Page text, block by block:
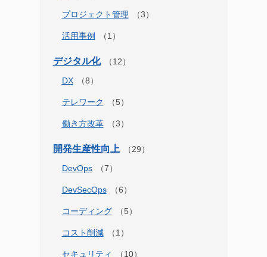
プロジェクト管理
活用事例
デジタル化
DX
テレワーク
働き方改革
開発生産性向上
DevOps
DevSecOps
コーディング
コスト削減
セキュリティ